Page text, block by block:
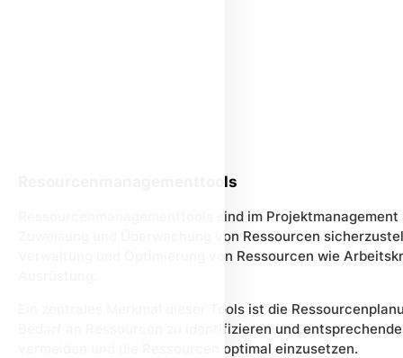
Resourcenmanagementtools
Ressourcenmanagementtools sind im
Zuweisung und Überwachung von Ressourcen
Verwaltung und Optimierung von Ressourcen wie
Ein zentrales Merkmal dieser Tools ist die
Bedarf an Ressourcen zu identifizieren und
vermeiden und die Ressourcen optimal einzusetzen.